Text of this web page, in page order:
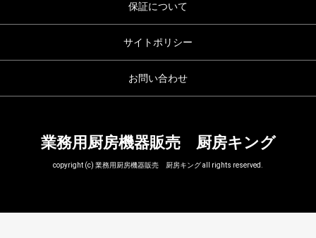
保証について
サイトポリシー
お問い合わせ
業務用厨房機器販売 厨房キング
copyright (c) 業務用厨房機器販売 厨房キング all rights reserved.